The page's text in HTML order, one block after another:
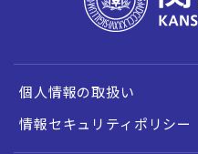
個人情報の取扱い
情報セキュリティポリシー